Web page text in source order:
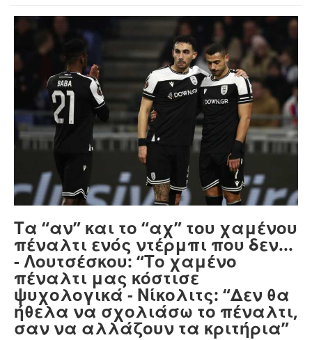
Τα “αν” και το “αχ” του χαμένου
πέναλτι ενός ντέρμπι που δεν...
- Λουτσέσκου: “Το χαμένο
πέναλτι μας κόστισε
ψυχολογικά - Νίκολιτς: “Δεν θα
ήθελα να σχολιάσω το πέναλτι,
σαν να αλλάζουν τα κριτήρια”